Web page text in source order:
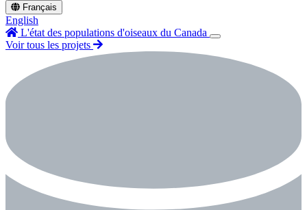
Français
English
L'état des populations d'oiseaux du Canada
Voir tous les projets